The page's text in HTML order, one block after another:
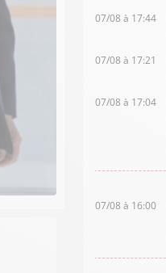
07/08 à 17:44
07/08 à 17:21
07/08 à 17:04
07/08 à 16:00